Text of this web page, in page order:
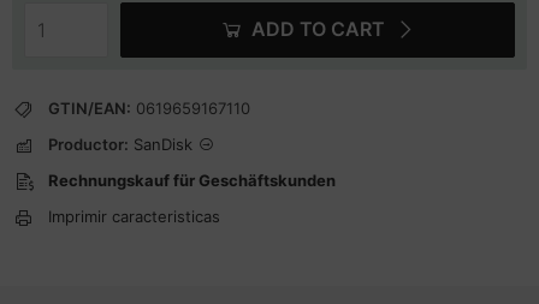
ADD TO CART
GTIN/EAN: 0619659167110
Productor: SanDisk
Rechnungskauf für Geschäftskunden
Imprimir caracteristicas